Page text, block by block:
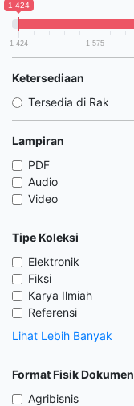
1 424
1 424 1 575
Ketersediaan
Tersedia di Rak
Lampiran
PDF
Audio
Video
Tipe Koleksi
Elektronik
Fiksi
Karya Ilmiah
Referensi
Lihat Lebih Banyak
Format Fisik Dokumen
Agribisnis